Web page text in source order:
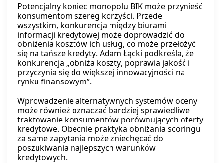
Potencjalny koniec monopolu BIK może przynieść
konsumentom szereg korzyści. Przede
wszystkim, konkurencja między biurami
informacji kredytowej może doprowadzić do
obniżenia kosztów ich usług, co może przełożyć
się na tańsze kredyty. Adam Łącki podkreśla, że
konkurencja „obniża koszty, poprawia jakość i
przyczynia się do większej innowacyjności na
rynku finansowym”.
Wprowadzenie alternatywnych systemów oceny
może również oznaczać bardziej sprawiedliwe
traktowanie konsumentów porównujących oferty
kredytowe. Obecnie praktyka obniżania scoringu
za same zapytania może zniechęcać do
poszukiwania najlepszych warunków
kredytowych.